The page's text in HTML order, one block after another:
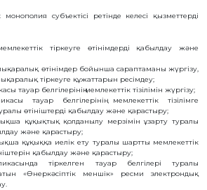
субъектісі ретінде келесі қызметтерді
тіркеуге өтінімдерді қабылдау және
өтінімдер бойынша сараптаманы жүргізу,
тіркеуге құжаттарын ресімдеу;
тауар белгілерінің мемлекеттiк тiзiлiмiн жүргізу;
тауар белгілерінің мемлекеттiк тiзiлiмге
өтініштерді қабылдау және қарастыру;
құқықтық қолданылу мерзімін ұзарту туралы
және қарастыру;
құқыққа иелік ету туралы шартты мемлекеттік
қабылдау және қарастыру;
тіркелген тауар белгілері туралы
«Өнеркәсіптік меншік» ресми электрондық